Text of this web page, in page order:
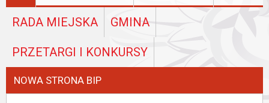
RADA MIEJSKA GMINA
PRZETARGI I KONKURSY
NOWA STRONA BIP